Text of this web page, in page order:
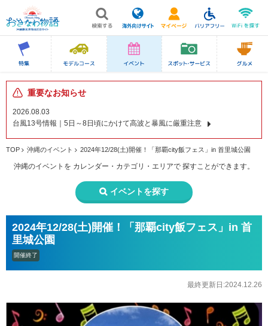
重要なお知らせ
2026.08.03
台風13号情報｜5日～8日頃にかけて高波と暴風に厳重注意
TOP 沖縄のイベント 2024年12/28(土)開催！「那覇city飯フェス」in 首里城公園
沖縄のイベントを カレンダー・カテゴリ・エリアで 探すことができます。
イベントを探す
2024年12/28(土)開催！「那覇city飯フェス」in 首
里城公園
開催終了
最終更新日:2024.12.26